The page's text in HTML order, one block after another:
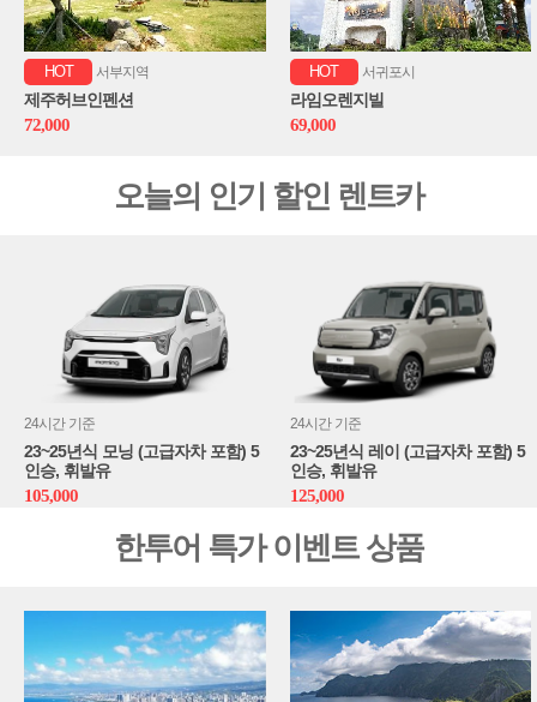
HOT 서부지역
제주허브인펜션
72,000
HOT 서귀포시
라임오렌지빌
69,000
오늘의 인기 할인 렌트카
24시간 기준
23~25년식 모닝 (고급자차 포함) 5
인승, 휘발유
105,000
24시간 기준
23~25년식 레이 (고급자차 포함) 5
인승, 휘발유
125,000
한투어 특가 이벤트 상품